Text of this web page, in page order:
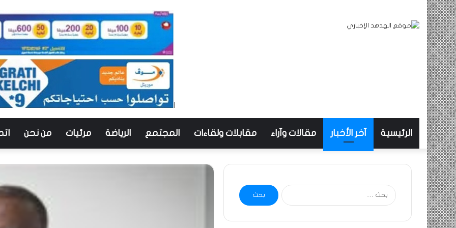
الرئيسية آخر الأخبار مقالات وآراء مقابلات ولقاءات المجتمع الرياضة مرئيات من نحن
البحث
عن: